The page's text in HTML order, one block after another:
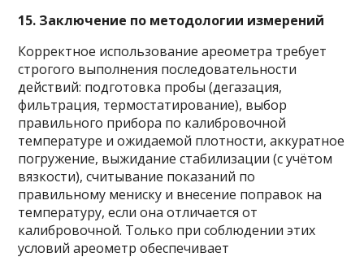
15. Заключение по методологии измерений
Корректное использование ареометра требует
строгого выполнения последовательности
действий: подготовка пробы (дегазация,
фильтрация, термостатирование), выбор
правильного прибора по калибровочной
температуре и ожидаемой плотности, аккуратное
погружение, выжидание стабилизации (с учётом
вязкости), считывание показаний по
правильному мениску и внесение поправок на
температуру, если она отличается от
калибровочной. Только при соблюдении этих
условий ареометр обеспечивает